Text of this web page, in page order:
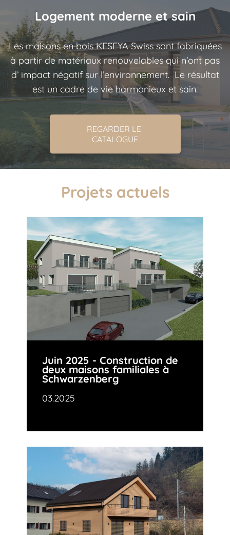
Logement moderne et sain
Les maisons en bois KESEYA Swiss sont fabriquées
à partir de matériaux renouvelables qui n’ont pas
d’ impact négatif sur l’environnement. Le résultat
est un cadre de vie harmonieux et sain.
REGARDER LE
CATALOGUE
Projets actuels
Juin 2025 - Construction de
deux maisons familiales à
Schwarzenberg
03.2025